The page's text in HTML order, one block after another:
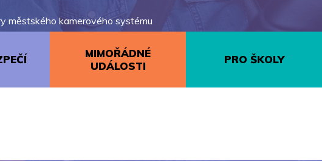
městského kamerového systému
MIMOŘÁDNÉ
UDÁLOSTI
PRO ŠKOLY